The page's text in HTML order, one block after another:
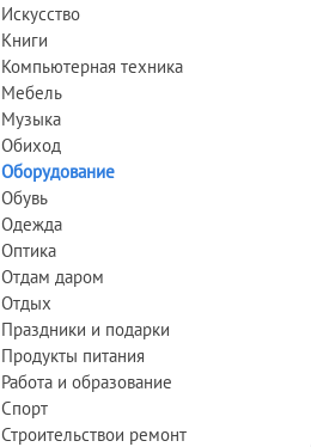
Искусство
Книги
Компьютерная техника
Мебель
Музыка
Обиход
Оборудование
Обувь
Одежда
Оптика
Отдам даром
Отдых
Праздники и подарки
Продукты питания
Работа и образование
Спорт
Строительствои ремонт